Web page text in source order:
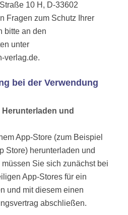
10 H, D-33602
Fragen zum Schutz Ihrer
bitte an den
unter
verlag.de.
bei der Verwendung
und
App-Store (zum Beispiel
Store) herunterladen und
Sie sich zunächst bei
App-Stores für ein
und mit diesem einen
abschließen.